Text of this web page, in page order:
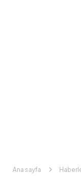
Ana sayfa